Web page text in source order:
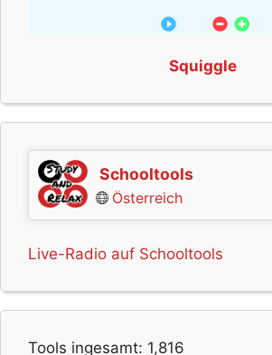
Squiggle
Schooltools
Österreich
Live-Radio auf Schooltools
Tools ingesamt: 1,816